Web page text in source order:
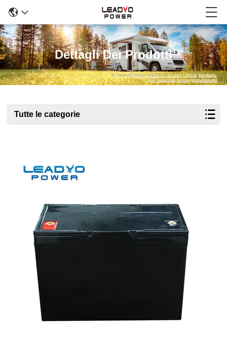
Dettagli Dei Prodotti
Tutte le categorie